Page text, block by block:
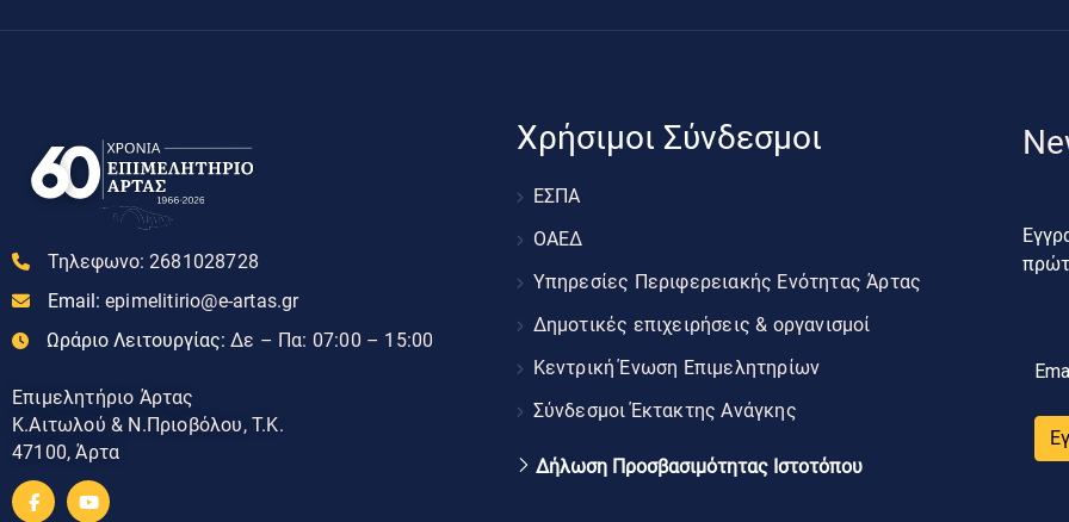
Τηλεφωνο: 2681028728
Email: epimelitirio@e-artas.gr
Ωράριο Λειτουργίας: Δε – Πα: 07:00 – 15:00
Επιμελητήριο Άρτας
Κ.Αιτωλού & Ν.Πριοβόλου, Τ.Κ.
47100, Άρτα
Χρήσιμοι Σύνδεσμοι
ΕΣΠΑ
ΟΑΕΔ
Υπηρεσίες Περιφερειακής Ενότητας Άρτας
Δημοτικές επιχειρήσεις & οργανισμοί
Κεντρική Ένωση Επιμελητηρίων
Σύνδεσμοι Έκτακτης Ανάγκης
Δήλωση Προσβασιμότητας Ιστοτόπου